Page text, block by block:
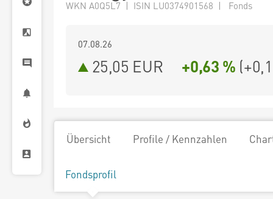
WKN A0Q5L7 | ISIN LU0374901568 | Fonds
07.08.26
25,05 EUR +0,63 % (
Übersicht Profile / Kennzahlen
Fondsprofil